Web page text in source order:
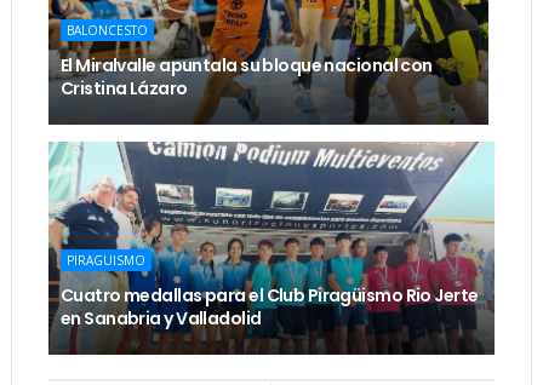
BALONCESTO
El Miralvalle apuntala su bloque nacional con
Cristina Lázaro
PIRAGUISMO
Cuatro medallas para el Club Piragüismo Rio Jerte
en Sanabria y Valladolid